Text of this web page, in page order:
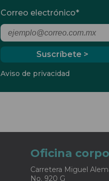
Correo electrónico*
Aviso de privacidad
Oficina
Carretera Miguel
No. 920 G